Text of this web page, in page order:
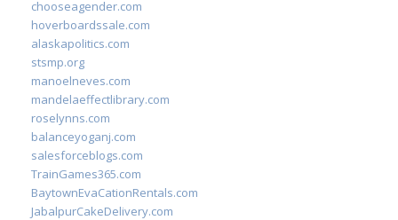
chooseagender.com
hoverboardssale.com
alaskapolitics.com
stsmp.org
manoelneves.com
mandelaeffectlibrary.com
roselynns.com
balanceyoganj.com
salesforceblogs.com
TrainGames365.com
BaytownEvaCationRentals.com
JabalpurCakeDelivery.com